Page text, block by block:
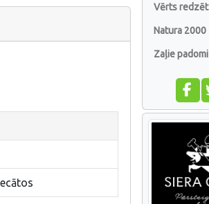
Vērts redzēt
Natura 2000
Zaļie padomi